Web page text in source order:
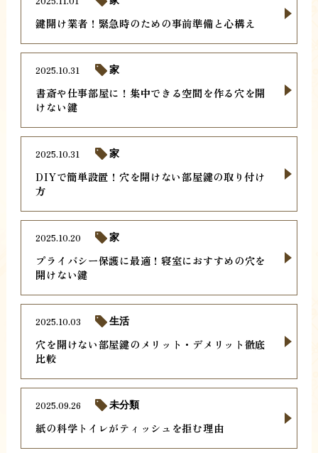
鍵開け業者！緊急時のための事前準備と心構え
書斎や仕事部屋に！集中できる空間を作る穴を開
けない鍵
2025.10.31 家
DIYで簡単設置！穴を開けない部屋鍵の取り付け
方
2025.10.31 家
プライバシー保護に最適！寝室におすすめの穴を
開けない鍵
2025.10.20 家
穴を開けない部屋鍵のメリット・デメリット徹底
比較
2025.10.03 生活
紙の科学トイレがティッシュを拒む理由
2025.09.26 未分類